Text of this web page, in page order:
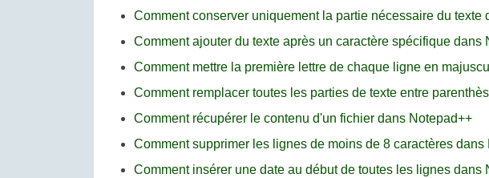
Comment conserver uniquement la partie nécessaire du texte
Comment ajouter du texte après un caractère spécifique dans
Comment mettre la première lettre de chaque ligne en
Comment remplacer toutes les parties de texte entre
Comment récupérer le contenu d'un fichier dans Notepad++
Comment supprimer les lignes de moins de 8 caractères dans
Comment insérer une date au début de toutes les lignes dans